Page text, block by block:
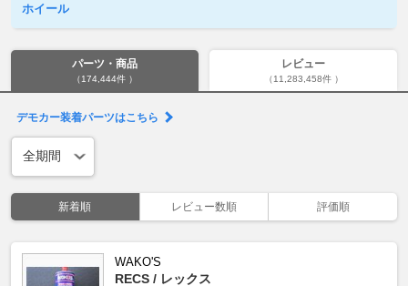
ホイール
パーツ・商品
（174,444件 ）
レビュー
（11,283,458件 ）
デモカー装着パーツはこちら
新着順 レビュー数順 評価順
WAKO'S
RECS / レックス